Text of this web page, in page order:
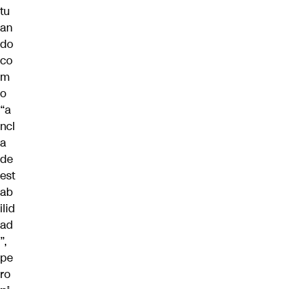
tu
an
do
co
m
o
“a
ncl
a
de
est
ab
ilid
ad
”,
pe
ro